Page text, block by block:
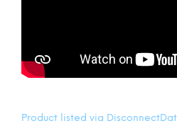
Product listed via Disconnect